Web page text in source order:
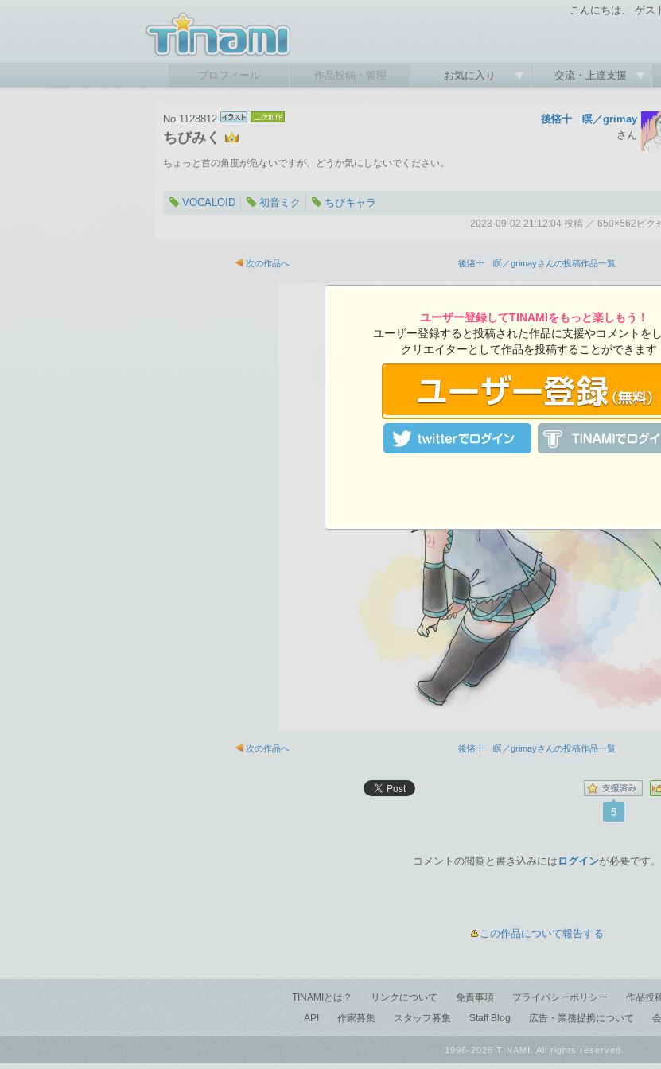
こんにちは、 ゲス
プロフィール 作品投稿・管理 お気に入り 交流・上達支援
No.1128812
ちびみく
後悋十 瞑／grimay
さん
ちょっと首の角度が危ないですが、どうか気にしないでください。
VOCALOID 初音ミク ちびキャラ
2023-09-02 21:12:04 投稿 ／ 650×562ピク
次の作品へ 後悋十 瞑／grimayさんの投稿作品一覧
650×562ピクセル
次の作品へ 後悋十 瞑／grimayさんの投稿作品一覧
5
コメントの閲覧と書き込みには ログインが必要です。
この作品について報告する
TINAMIとは？ リンクについて 免責事項 プライバシーポリシー 作品投
API
作家募集 スタッフ募集 Staff Blog 広告・業務提携について
1996-2026 TINAMI. All rights reserved.
ユーザー登録してTINAMIをもっと楽しもう！
ユーザー登録すると投稿された作品に支援やコメントをし
クリエイターとして作品を投稿することができます